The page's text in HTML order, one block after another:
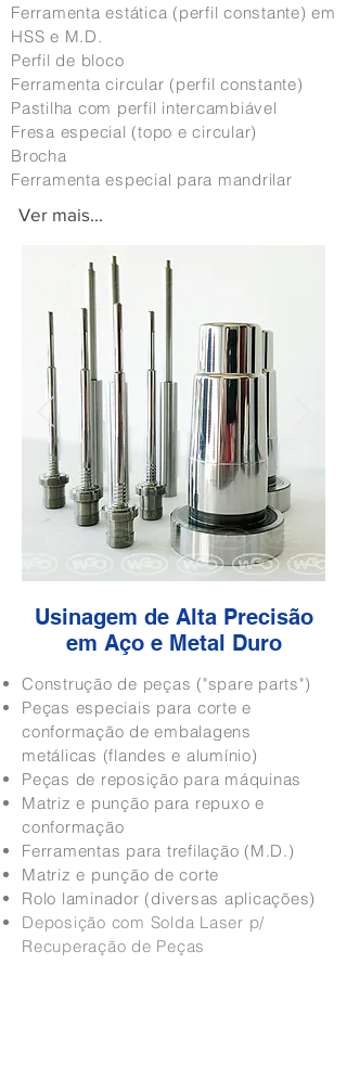
Ferramenta estática (perfil constante) em
HSS e M.D.
Perfil de bloco
Ferramenta circular (perfil constante)
Pastilha com perfil intercambiável
Fresa especial (topo e circular)
Brocha
Ferramenta especial para mandrilar
Ver mais...
Usinagem de Alta Precisão
em Aço e Metal Duro
Construção de peças ("spare parts")
Peças especiais para corte e
conformação de embalagens
metálicas (flandes e alumínio)
Peças de reposição para máquinas
Matriz e punção para repuxo e
conformação
Ferramentas para trefilação (M.D.)
Matriz e punção de corte
Rolo laminador (diversas aplicações)
Deposição com Solda Laser p/
Recuperação de Peças